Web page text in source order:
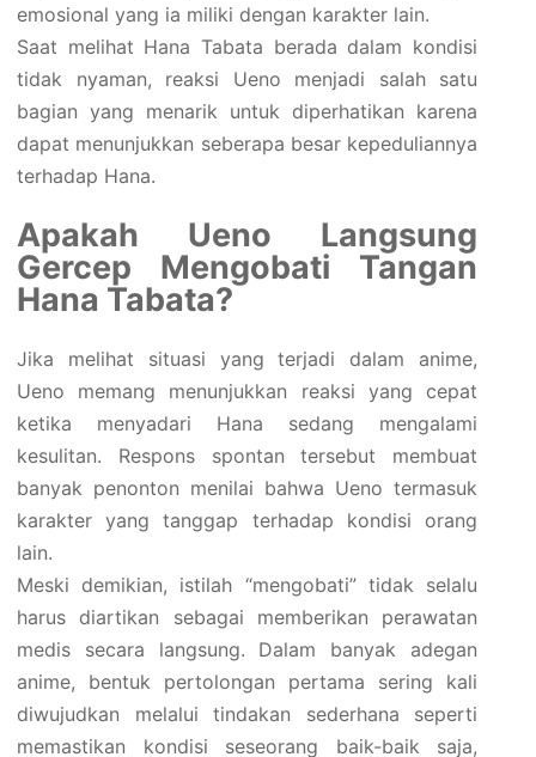
emosional yang ia miliki dengan karakter lain.
Saat melihat Hana Tabata berada dalam kondisi
tidak nyaman, reaksi Ueno menjadi salah satu
bagian yang menarik untuk diperhatikan karena
dapat menunjukkan seberapa besar kepeduliannya
terhadap Hana.
Apakah Ueno Langsung
Gercep Mengobati Tangan
Hana Tabata?
Jika melihat situasi yang terjadi dalam anime,
Ueno memang menunjukkan reaksi yang cepat
ketika menyadari Hana sedang mengalami
kesulitan. Respons spontan tersebut membuat
banyak penonton menilai bahwa Ueno termasuk
karakter yang tanggap terhadap kondisi orang
lain.
Meski demikian, istilah “mengobati” tidak selalu
harus diartikan sebagai memberikan perawatan
medis secara langsung. Dalam banyak adegan
anime, bentuk pertolongan pertama sering kali
diwujudkan melalui tindakan sederhana seperti
memastikan kondisi seseorang baik-baik saja,